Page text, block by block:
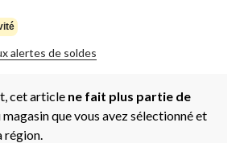
alertes de soldes
cet article ne fait plus partie de
magasin que vous avez sélectionné et
région.